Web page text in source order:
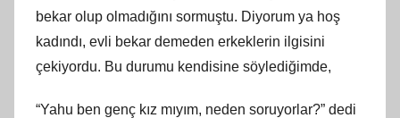
bekar olup olmadığını sormuştu. Diyorum ya hoş
kadındı, evli bekar demeden erkeklerin ilgisini
çekiyordu. Bu durumu kendisine söylediğimde,
“Yahu ben genç kız mıyım, neden soruyorlar?” dedi